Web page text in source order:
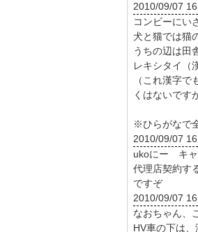
2010/09/07
コンビーにい
犬と猫では猫
うちの辺は田
レキシタイ（
（これ漢字
くはないです
※ひらがなで
2010/09/07
ukoにー キャ
代理店契約す
ですぞ
2010/09/07
なおちゃん、
HV車の下は